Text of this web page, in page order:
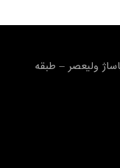
12 فروردین- پاساژ ولیعصر – طبقه